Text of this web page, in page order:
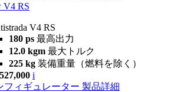
V4 RS
V4 RS
180 ps 最高出力
12.0 kgm 最大トルク
225 kg 装備重量（燃料を除く）
i
フィギュレーター 製品詳細